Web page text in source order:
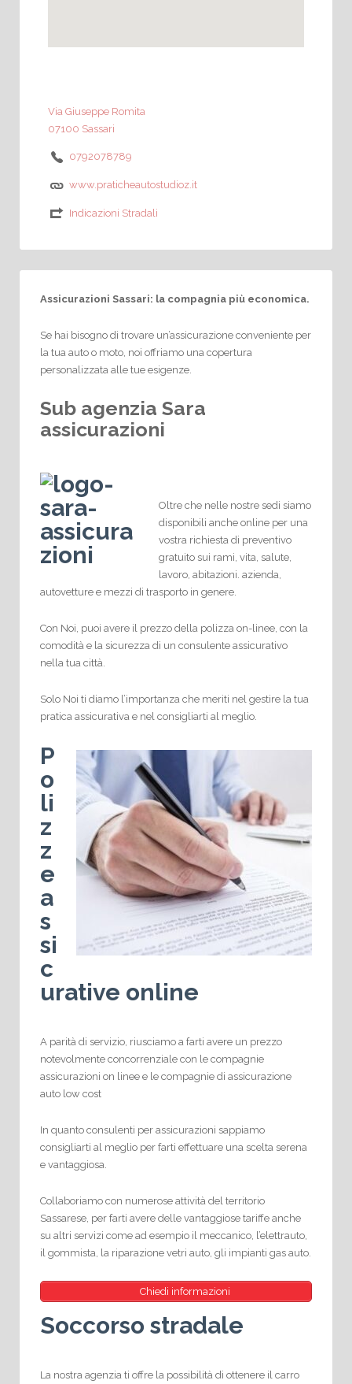
Via Giuseppe Romita
07100 Sassari
0792078789
www.praticheautostudioz.it
Indicazioni Stradali
Assicurazioni Sassari: la compagnia più economica.
Se hai bisogno di trovare un’assicurazione conveniente per
la tua auto o moto, noi offriamo una copertura
personalizzata alle tue esigenze.
Sub agenzia Sara
assicurazioni
Oltre che nelle nostre sedi siamo
disponibili anche online per una
vostra richiesta di preventivo
gratuito sui rami, vita, salute,
lavoro, abitazioni. azienda,
autovetture e mezzi di trasporto in genere.
Con Noi, puoi avere il prezzo della polizza on-linee, con la
comodità e la sicurezza di un consulente assicurativo
nella tua città.
Solo Noi ti diamo l’importanza che meriti nel gestire la tua
pratica assicurativa e nel consigliarti al meglio.
P
o
li
z
z
e
a
s
si
c
urative online
A parità di servizio, riusciamo a farti avere un prezzo
notevolmente concorrenziale con le compagnie
assicurazioni on linee e le compagnie di assicurazione
auto low cost
In quanto consulenti per assicurazioni sappiamo
consigliarti al meglio per farti effettuare una scelta serena
e vantaggiosa.
Collaboriamo con numerose attività del territorio
Sassarese, per farti avere delle vantaggiose tariffe anche
su altri servizi come ad esempio il meccanico, l’elettrauto,
il gommista, la riparazione vetri auto, gli impianti gas auto.
Chiedi informazioni
Soccorso stradale
La nostra agenzia ti offre la possibilità di ottenere il carro